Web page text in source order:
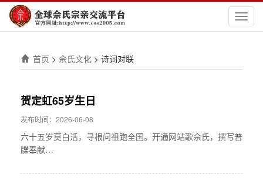
切
换
首页 > 佘氏文化 > 诗词对联
贺定虹65岁生日
发布时间：2026-06-08
六十五岁莫白活，寻根问祖跑全国。开通网站歌佘氏，撰写普
牒奉献…